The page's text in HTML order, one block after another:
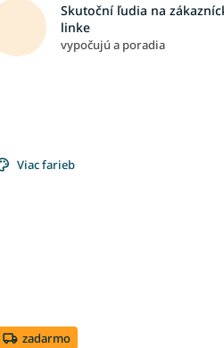
Skutoční ľudia na
linke
vypočujú a poradia
Viac farieb
zadarmo